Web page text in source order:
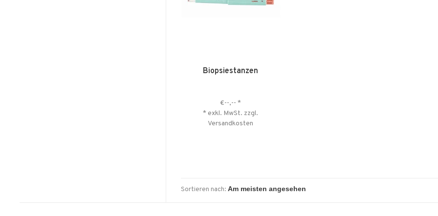
Biopsiestanzen
€--,-- *
* exkl. MwSt. zzgl.
Versandkosten
Sortieren nach: